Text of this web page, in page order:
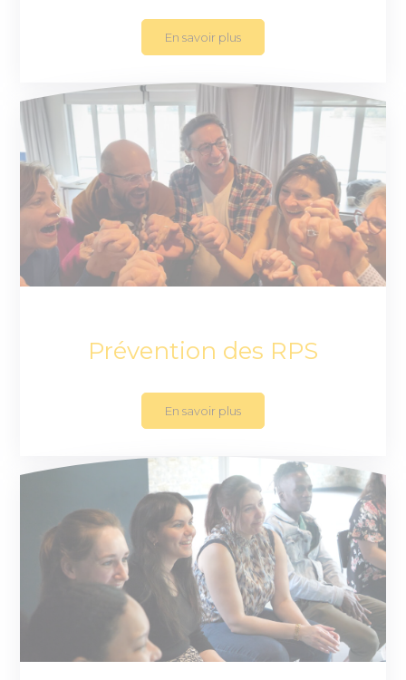
En savoir plus
Prévention des RPS
En savoir plus